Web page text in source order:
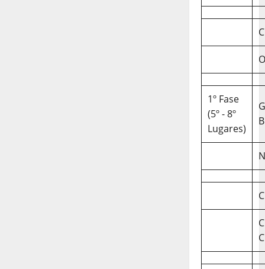
1º Fase
(5º - 8º
Lugares)
B
C